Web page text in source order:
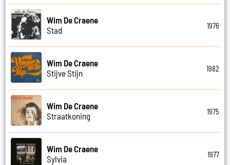
Wim De Craene
Stad
1976
Wim De Craene
Stijve Stijn
1982
Wim De Craene
Straatkoning
1975
Wim De Craene
Sylvia
1977